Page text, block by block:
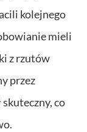
kolejnego
mieli
z rzutów
przez
co